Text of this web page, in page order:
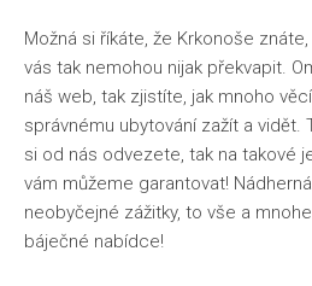
Možná si říkáte, že Krkonoše
vás tak nemohou nijak překvapit.
náš web, tak zjistíte, jak mnoho
správnému ubytování zažít a vidět.
si od nás odvezete, tak na takové
vám můžeme garantovat!
neobyčejné zážitky, to vše a
báječné nabídce!